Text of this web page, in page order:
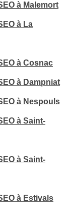
à Malemort
à La
à Cosnac
à Dampniat
à Nespouls
à Saint-
à Saint-
à Estivals